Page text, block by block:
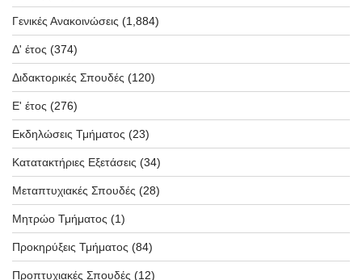
Γενικές Ανακοινώσεις (1,884)
Δ' έτος (374)
Διδακτορικές Σπουδές (120)
Ε' έτος (276)
Εκδηλώσεις Τμήματος (23)
Κατατακτήριες Εξετάσεις (34)
Μεταπτυχιακές Σπουδές (28)
Μητρώο Τμήματος (1)
Προκηρύξεις Τμήματος (84)
Προπτυχιακές Σπουδές (12)